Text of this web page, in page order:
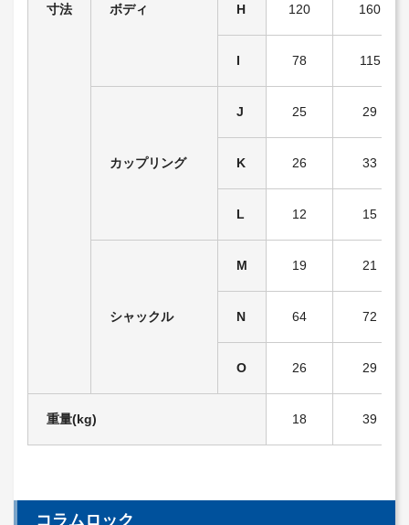
寸法 ボディ H 120 160
I 78 115
カップリング
J 25 29
K 26 33
L 12 15
シャックル
M 19 21
N 64 72
O 26 29
重量(kg) 18 39
コラムロック